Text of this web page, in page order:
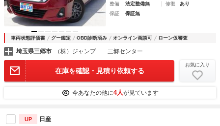
整備
法定整備無 修復
あり
保証
保証無
車両状態評価書 グー鑑定 OBD診断済み オンライン商談可 ローン仮審査
埼玉県三郷市 （株）ジャンプ 三郷センター
在庫を確認・見積り依頼する
お気に入り
今あなたの他に4人が見ています
UP 日産